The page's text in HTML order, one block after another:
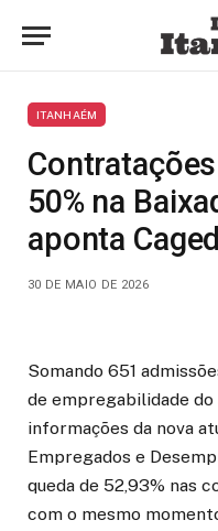
ITANHAÉM
50% na
aponta Caged
30 DE MAIO DE 2026
Somando 651
de empregabilidade do
informações da nova
Empregados e
queda de 52,93% nas
com o mesmo